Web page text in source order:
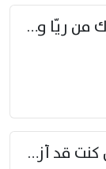
حننت إلى ريّا ونفسك باعدت … مزارك من ريّا وشعباكما معا
أفاطم مهلا بعض هذا التدلل … وإن كنت قد أزمعت صرمي فأجملي